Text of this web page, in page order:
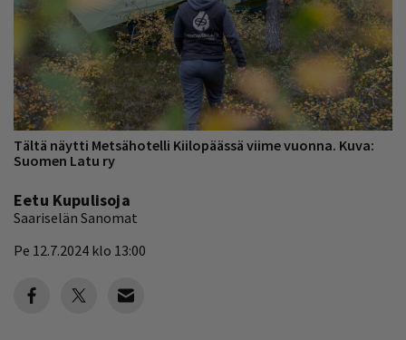
Tältä näytti Metsähotelli Kiilopäässä viime vuonna. Kuva:
Suomen Latu ry
Eetu Kupulisoja
Saariselän Sanomat
Pe 12.7.2024 klo 13:00